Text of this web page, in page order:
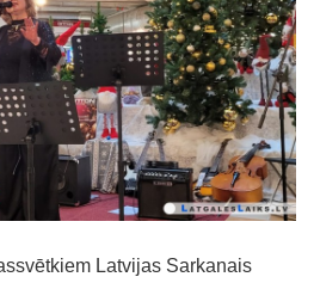
Latvijas Sarkanais